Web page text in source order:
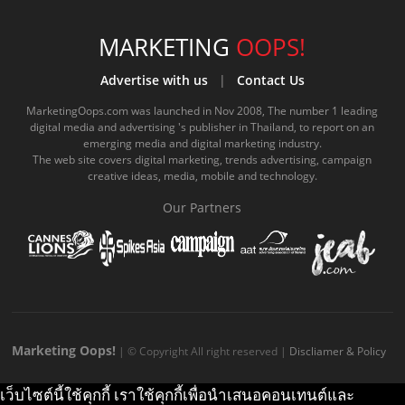
e
b
o
o
k
c
o
t
u
b
e
.
o
o
m
e
m
e
t
a
g
r
a
.
t
o
k
.
c
m
MARKETING OOPS!
Advertise with us| Contact Us
MarketingOops.com was launched in Nov 2008, The number 1 leading
digital media and advertising 's publisher in Thailand, to report on an
emerging media and digital marketing industry.
The web site covers digital marketing, trends advertising, campaign
creative ideas, media, mobile and technology.
Our Partners
Marketing Oops! | © Copyright All right reserved | Discliamer & Policy
เว็บไซต์นี้ใช้คุกกี้ เราใช้คุกกี้เพื่อนำเสนอคอนเทนต์และ